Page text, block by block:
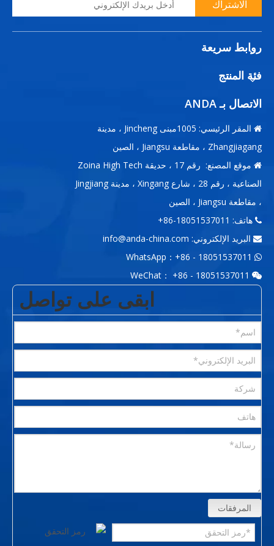
الاشتراك
روابط سريعة
فئة المنتج
الاتصال بـ ANDA

المقر الرئيسي: 1005مبنى Jincheng ، مدينة
Zhangjiagang ، مقاطعة Jiangsu ، الصين

موقع المصنع: رقم 17 ، حديقة Zoina High Tech
الصناعية ، رقم 28 ، شارع Xingang ، مدينة Jingjiang
، مقاطعة Jiangsu ، الصين
 هاتف: 18051537011-86+
 البريد الإلكتروني: info@anda-china.com


ابقى على تواصل
المرفقات